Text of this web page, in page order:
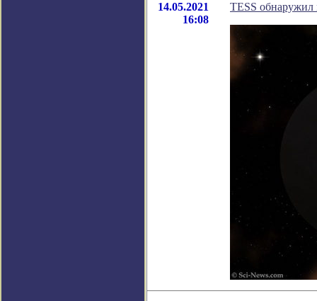
14.05.2021
16:08
TESS обнаружил